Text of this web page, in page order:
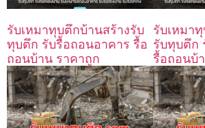
รับเหมาทุบตึกบ้านสร้างรับ
ทุบตึก รับรื้อถอนอาคาร รื้อ
ถอนบ้าน ราคาถูก
รับเหมา
รับทุบตึก
รื้อถอนบ้